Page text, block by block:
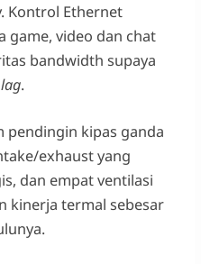
Kontrol Ethernet
game, video dan chat
bandwidth supaya
lag.
pendingin kipas ganda
exhaust yang
dan empat ventilasi
kinerja termal sebesar